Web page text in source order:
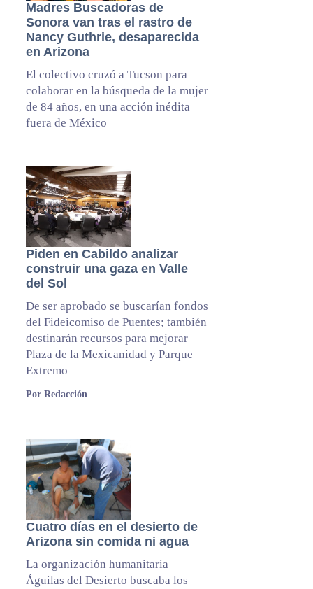
Madres Buscadoras de
Sonora van tras el rastro de
Nancy Guthrie, desaparecida
en Arizona
El colectivo cruzó a Tucson para
colaborar en la búsqueda de la mujer
de 84 años, en una acción inédita
fuera de México
Piden en Cabildo analizar
construir una gaza en Valle
del Sol
De ser aprobado se buscarían fondos
del Fideicomiso de Puentes; también
destinarán recursos para mejorar
Plaza de la Mexicanidad y Parque
Extremo
Por Redacción
Cuatro días en el desierto de
Arizona sin comida ni agua
La organización humanitaria
Águilas del Desierto buscaba los